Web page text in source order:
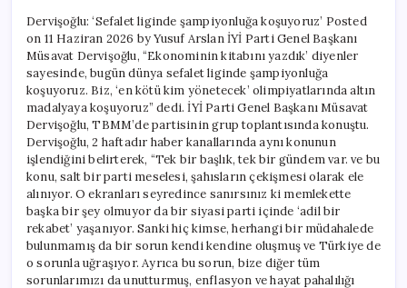
Dervişoğlu: ‘Sefalet liginde şampiyonluğa koşuyoruz’ Posted
on 11 Haziran 2026 by Yusuf Arslan İYİ Parti Genel Başkanı
Müsavat Dervişoğlu, “Ekonominin kitabını yazdık’ diyenler
sayesinde, bugün dünya sefalet liginde şampiyonluğa
koşuyoruz. Biz, ‘en kötü kim yönetecek’ olimpiyatlarında altın
madalyaya koşuyoruz” dedi. İYİ Parti Genel Başkanı Müsavat
Dervişoğlu, TBMM’de partisinin grup toplantısında konuştu.
Dervişoğlu, 2 haftadır haber kanallarında aynı konunun
işlendiğini belirterek, “Tek bir başlık, tek bir gündem var. ve bu
konu, salt bir parti meselesi, şahısların çekişmesi olarak ele
alınıyor. O ekranları seyredince sanırsınız ki memlekette
başka bir şey olmuyor da bir siyasi parti içinde ‘adil bir
rekabet’ yaşanıyor. Sanki hiç kimse, herhangi bir müdahalede
bulunmamış da bir sorun kendi kendine oluşmuş ve Türkiye de
o sorunla uğraşıyor. Ayrıca bu sorun, bize diğer tüm
sorunlarımızı da unutturmuş, enflasyon ve hayat pahalılığı